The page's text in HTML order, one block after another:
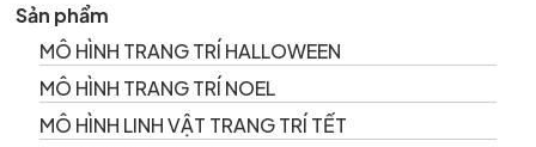
Sản phẩm
MÔ HÌNH TRANG TRÍ HALLOWEEN
MÔ HÌNH TRANG TRÍ NOEL
MÔ HÌNH LINH VẬT TRANG TRÍ TẾT